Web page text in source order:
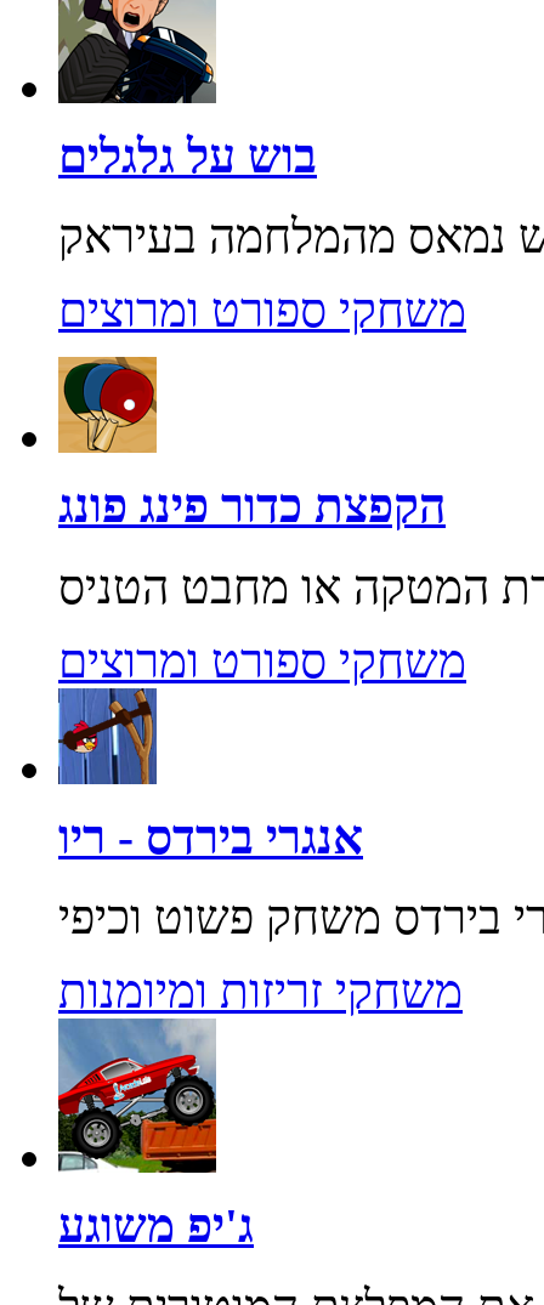
בוש על גלגלים
משחקי ספורט ומרוצים
הקפצת כדור פינג פונג
משחקי ספורט ומרוצים
אנגרי בירדס - ריו
משחקי זריזות ומיומנות
ג'יפ משוגע